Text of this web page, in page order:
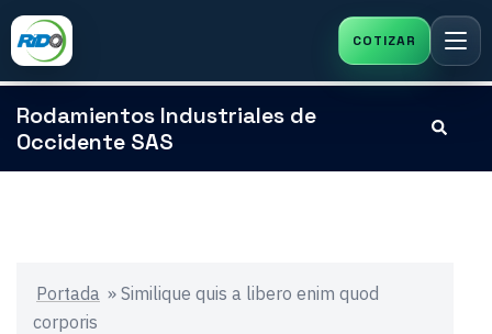
contenido
Rodamientos Industriales de
Occidente SAS
Buscar
Portada » Similique quis a libero enim quod
corporis